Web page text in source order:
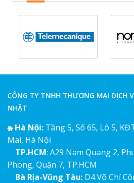
CÔNG TY TNHH THƯƠNG MẠI DỊCH
NHẬT
Hà Nội: Tầng 5, Số 65, Lô 5,
Mai, Hà Nội
TP.HCM: A29 Nam Quang 2,
Phong, Quận 7, TP.HCM
Bà Rịa-Vũng Tàu: D4 Võ Chí